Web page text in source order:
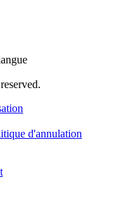
d'annulation